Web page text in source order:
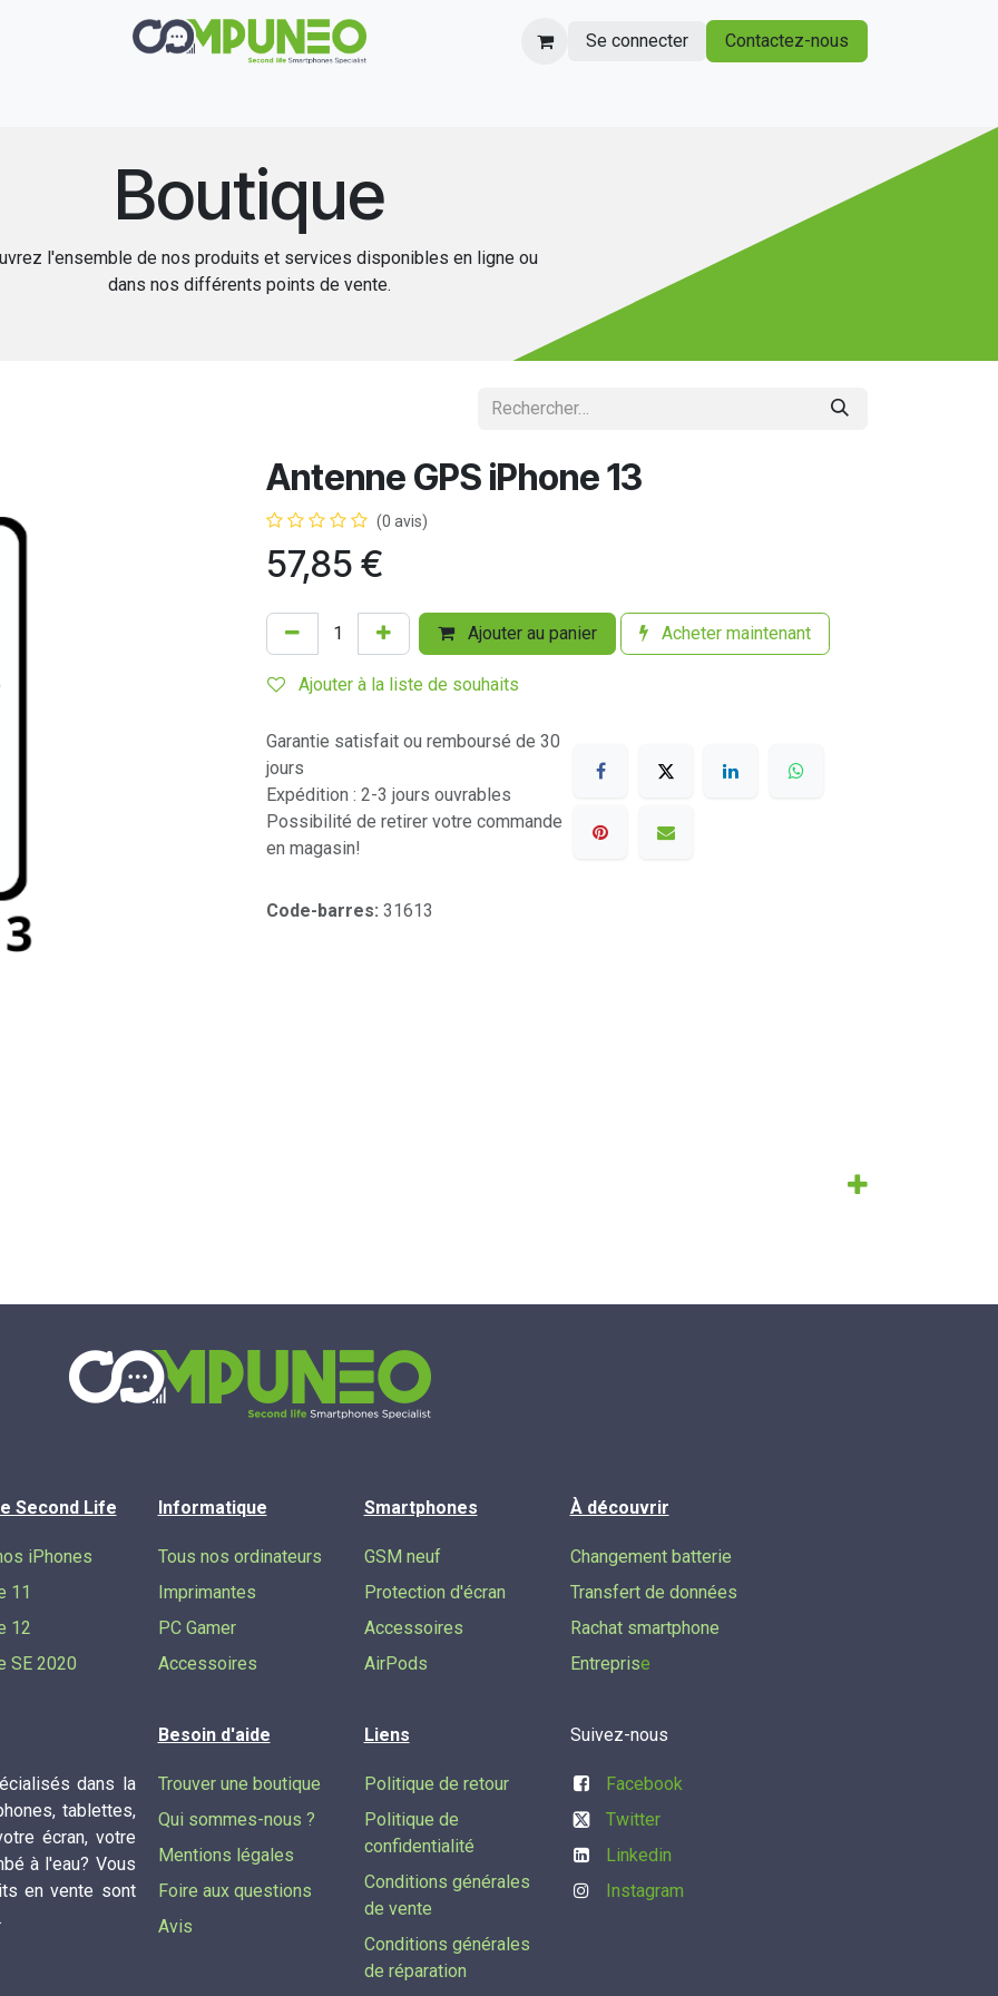
Se connecter Contactez-nous
Boutique
l'ensemble de nos produits et services disponibles en ligne ou
dans nos différents points de vente.
Antenne GPS iPhone 13
(0 avis)
57,85 €
Ajouter au panier Acheter maintenant
Ajouter à la liste de souhaits
Garantie satisfait ou remboursé de 30
jours
Expédition : 2-3 jours ouvrables
Possibilité de retirer votre commande
en magasin!
Code-barres: 31613
dans la
tablettes,
écran, votre
à l'eau? Vous
en vente sont
Informatique
Tous nos ordinateurs
Imprimantes
PC Gamer
Accessoires
Smartphones
GSM neuf
Protection d'écran
Accessoires
AirPods
À découvrir
Changement batterie
Transfert de données​
Rachat smartphone
Entreprise
Second Life
iPhones
11
12
SE 2020
Besoin d'aide
Trouver une boutique
Qui sommes-nous ?
Mentions légales
Foire aux questions
Avis
Liens
Politique de retour
Politique de
confidentialité
Conditions générales
de vente
Conditions générales
de réparation
Suivez-nous
Facebook
Twitter
Linkedin
Instagram